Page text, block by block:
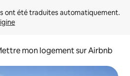
mon logement sur Airbnb